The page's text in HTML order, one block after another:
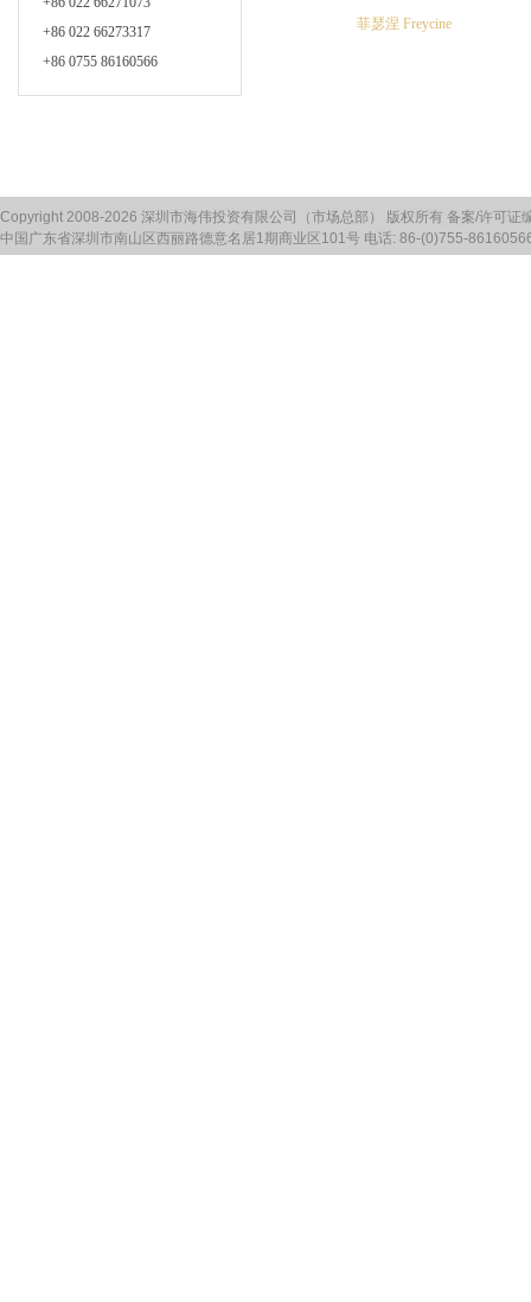
+86 022 66273317
+86 0755 86160566
菲瑟涅 Freycine
Copyright 2008-2026 深圳市海伟投资有限公司（市场总部） 版权所有 备案/许可证
中国广东省深圳市南山区西丽路德意名居1期商业区101号 电话: 86-(0)755-